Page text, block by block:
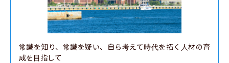
常識を知り、常識を疑い、自ら考えて時代を拓く人材の育
成を目指して